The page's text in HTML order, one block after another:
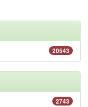
20543
2743